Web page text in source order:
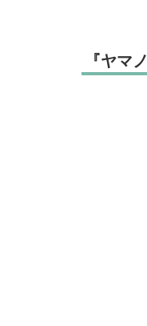
『ヤマ